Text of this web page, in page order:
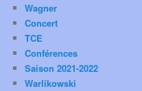
Wagner
Concert
TCE
Conférences
Saison 2021-2022
Warlikowski